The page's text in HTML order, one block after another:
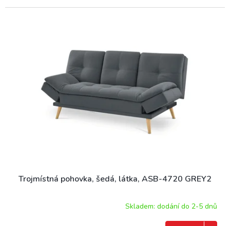
Trojmístná pohovka, šedá, látka, ASB-4720 GREY2
Skladem: dodání do 2-5 dnů